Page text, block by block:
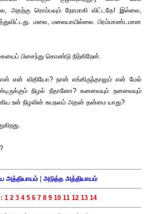
அதற்கு ரொம்பவும் நேரமாகி விட்டதே! இல்லை,
மலை, மலையாயில்லை. பிரம்மாண்டமான
பிசைந்து கொண்டு நிற்கிறேன்.
என் விதியோ? நான் எங்கிருந்தாலும் என் மேல்
நிழல் நீதானோ? கனவையும் நனவையும்
உன் நிழலின் சுயநலம் அதன் தன்மை யாது?
அத்தியாயம்| அடுத்த அத்தியாயம்
1 2 3 4 5 6 7 8 9 10 11 12 13 14